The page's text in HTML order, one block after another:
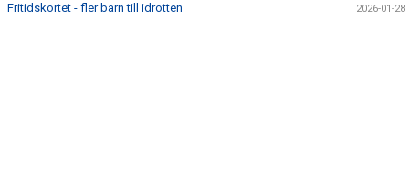
Fritidskortet - fler barn till idrotten 2026-01-28